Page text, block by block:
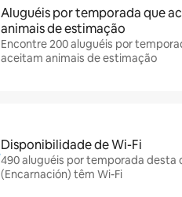
Aluguéis por temporada que
animais de estimação
Encontre 200 aluguéis por
aceitam animais de estimação
Disponibilidade de Wi-Fi
490 aluguéis por temporada desta
(Encarnación) têm Wi-Fi